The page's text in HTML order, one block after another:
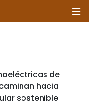
de
hacia
sostenible